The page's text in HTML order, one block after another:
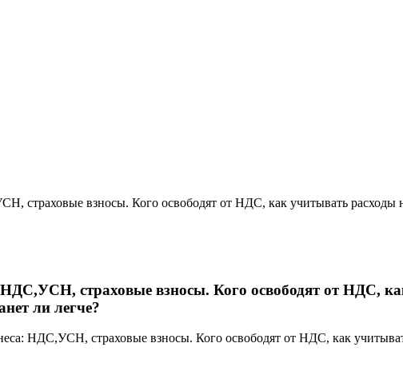
страховые взносы. Кого освободят от НДС, как учитывать
НДС,УСН, страховые взносы. Кого освободят от НДС,
ли легче?
НДС,УСН, страховые взносы. Кого освободят от НДС, как